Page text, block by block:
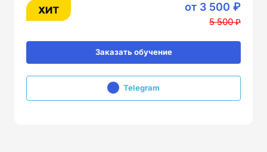
от 3 500 ₽
5 500 ₽
Заказать обучение
Telegram